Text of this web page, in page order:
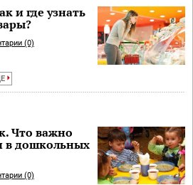
и где узнать
(0)
Что важно
в дошкольных
(0)